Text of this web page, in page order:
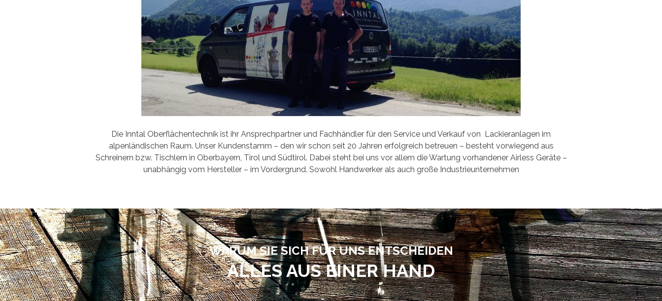
Die Inntal Oberflächentechnik ist ihr Ansprechpartner und Fachhändler für den Service und Verkauf von Lackieranlagen im
alpenländischen Raum. Unser Kundenstamm – den wir schon seit 20 Jahren erfolgreich betreuen – besteht vorwiegend aus
Schreinern bzw. Tischlern in Oberbayern, Tirol und Südtirol. Dabei steht bei uns vor allem die Wartung vorhandener Airless Geräte –
unabhängig vom Hersteller – im Vordergrund. Sowohl Handwerker als auch große Industrieunternehmen
WARUM SIE SICH FÜR UNS ENTSCHEIDEN
ALLES AUS EINER HAND